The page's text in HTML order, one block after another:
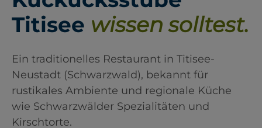
Titisee wissen solltest.
Ein traditionelles Restaurant in Titisee-
Neustadt (Schwarzwald), bekannt für
rustikales Ambiente und regionale Küche
wie Schwarzwälder Spezialitäten und
Kirschtorte.